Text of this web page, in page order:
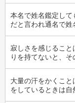
本名で姓名鑑定して
だと言われ通名で姓
寂しさを感じるこ
りを持てないと、そ
大量の汗をかくこ
をしているときは自